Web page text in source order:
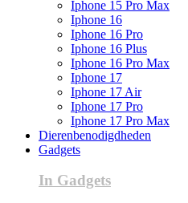
Iphone 15 Pro Max
Iphone 16
Iphone 16 Pro
Iphone 16 Plus
Iphone 16 Pro Max
Iphone 17
Iphone 17 Air
Iphone 17 Pro
Iphone 17 Pro Max
Dierenbenodigdheden
Gadgets
In Gadgets